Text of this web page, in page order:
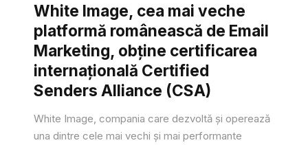
White Image, cea mai veche
platformă românească de Email
Marketing, obține certificarea
internațională Certified
Senders Alliance (CSA)
White Image, compania care dezvoltă și operează
una dintre cele mai vechi și mai performante